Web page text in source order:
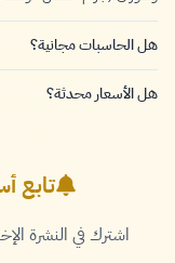
هل الحاسبات مجانية؟
هل الأسعار محدثة؟
تابع
اشترك في النشرة